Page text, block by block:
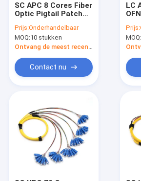
SC APC 8 Cores Fiber
Optic Pigtail Patch
OS2 PE Zwart jasje
Prijs:Onderhandelbaar
MOQ:10 stukken
Contact nu
LC
Prijs:
MOQ: